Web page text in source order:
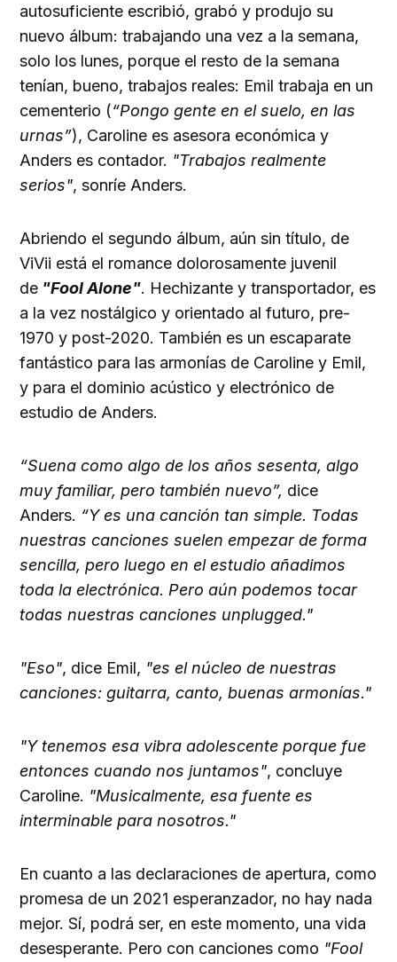
autosuficiente escribió, grabó y produjo su
nuevo álbum: trabajando una vez a la semana,
solo los lunes, porque el resto de la semana
tenían, bueno, trabajos reales: Emil trabaja en un
cementerio (“Pongo gente en el suelo, en las
urnas”), Caroline es asesora económica y
Anders es contador. "Trabajos realmente
serios", sonríe Anders.
Abriendo el segundo álbum, aún sin título, de
ViVii está el romance dolorosamente juvenil
de "Fool Alone". Hechizante y transportador, es
a la vez nostálgico y orientado al futuro, pre-
1970 y post-2020. También es un escaparate
fantástico para las armonías de Caroline y Emil,
y para el dominio acústico y electrónico de
estudio de Anders.
“Suena como algo de los años sesenta, algo
muy familiar, pero también nuevo”, dice
Anders. “Y es una canción tan simple. Todas
nuestras canciones suelen empezar de forma
sencilla, pero luego en el estudio añadimos
toda la electrónica. Pero aún podemos tocar
todas nuestras canciones unplugged."
"Eso", dice Emil, "es el núcleo de nuestras
canciones: guitarra, canto, buenas armonías."
"Y tenemos esa vibra adolescente porque fue
entonces cuando nos juntamos", concluye
Caroline. "Musicalmente, esa fuente es
interminable para nosotros."
En cuanto a las declaraciones de apertura, como
promesa de un 2021 esperanzador, no hay nada
mejor. Sí, podrá ser, en este momento, una vida
desesperante. Pero con canciones como "Fool